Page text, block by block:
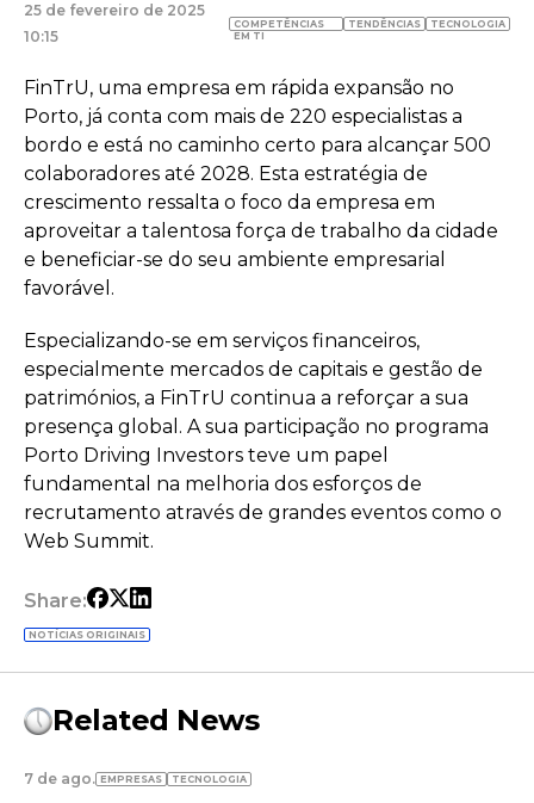
25 de fevereiro de 2025
10:15
COMPETÊNCIAS
EM TI
TENDÊNCIAS TECNOLOGIA
FinTrU, uma empresa em rápida expansão no
Porto, já conta com mais de 220 especialistas a
bordo e está no caminho certo para alcançar 500
colaboradores até 2028. Esta estratégia de
crescimento ressalta o foco da empresa em
aproveitar a talentosa força de trabalho da cidade
e beneficiar-se do seu ambiente empresarial
favorável.
Especializando-se em serviços financeiros,
especialmente mercados de capitais e gestão de
patrimónios, a FinTrU continua a reforçar a sua
presença global. A sua participação no programa
Porto Driving Investors teve um papel
fundamental na melhoria dos esforços de
recrutamento através de grandes eventos como o
Web Summit.
Share:
NOTÍCIAS ORIGINAIS
Related News
7 de ago. EMPRESAS TECNOLOGIA